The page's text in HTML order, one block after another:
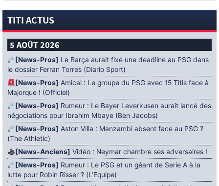
TITI ACTUS
5 AOÛT 2026
[News-Pros] Le Barça aurait fixé une deadline au PSG dans
le dossier Ferran Torres (Diario Sport)
[News-Pros] Amical : Le groupe du PSG avec 15 Titis face à
Majorque ! (Officiel)
[News-Pros] Rumeur : Le Bayer Leverkusen aurait lancé des
négociations pour Ibrahim Mbaye (Ben Jacobs)
[News-Pros] Aston Villa : Manzambi absent face au PSG ?
(The Athletic)
[News-Anciens] Vidéo : Neymar chambre ses adversaires !
[News-Pros] Rumeur : Le PSG et un géant de Serie A à la
lutte pour Robin Risser ? (L’Equipe)